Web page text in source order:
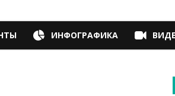
ИНФОГРАФИКА